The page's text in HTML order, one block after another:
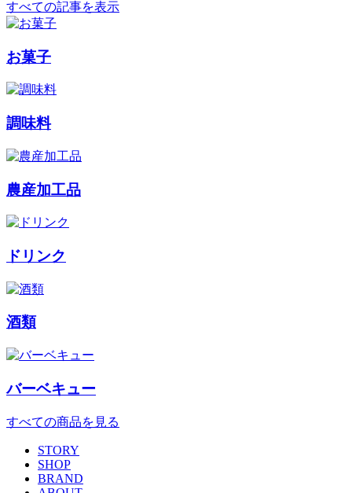
すべての記事を表示
お菓子
調味料
農産加工品
ドリンク
酒類
バーベキュー
すべての商品を見る
STORY
SHOP
BRAND